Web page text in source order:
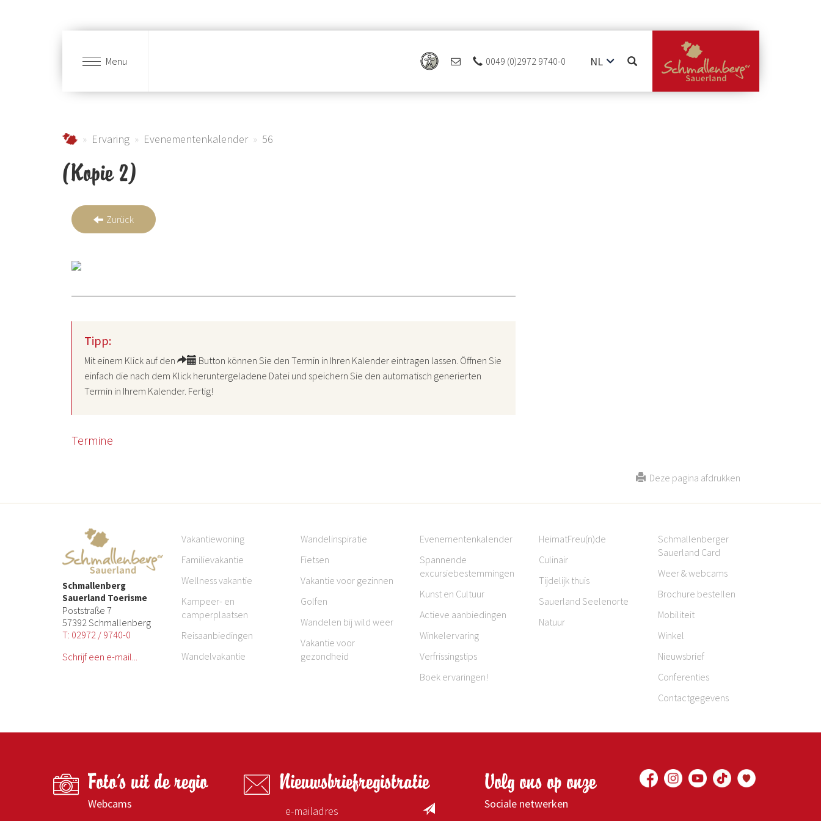
Menu 0049 (0)2972 9740-0
NL
EN
Urlaub im Schmallenberger Sauerland und der Ferienregion Eslohe
Ervaring Evenementenkalender 56
(Kopie 2)
Zurück
Tipp:
Mit einem Klick auf den
Button können Sie den Termin in Ihren Kalender eintragen lassen. Öffnen Sie
einfach die nach dem Klick heruntergeladene Datei und speichern Sie den automatisch generierten
Termin in Ihrem Kalender. Fertig!
Termine
Deze pagina afdrukken
Schmallenberg
Sauerland Toerisme
Poststraße 7
57392 Schmallenberg
T: 02972 / 9740-0
Schrijf een e-mail...
Vakantiewoning
Familievakantie
Wellness vakantie
Kampeer- en
camperplaatsen
Reisaanbiedingen
Wandelvakantie
Wandelinspiratie
Fietsen
Vakantie voor gezinnen
Golfen
Wandelen bij wild weer
Vakantie voor
gezondheid
Evenementenkalender
Spannende
excursiebestemmingen
Kunst en Cultuur
Actieve aanbiedingen
Winkelervaring
Verfrissingstips
Boek ervaringen!
HeimatFreu(n)de
Culinair
Tijdelijk thuis
Sauerland Seelenorte
Natuur
Schmallenberger
Sauerland Card
Weer & webcams
Brochure bestellen
Mobiliteit
Winkel
Nieuwsbrief
Conferenties
Contactgegevens
Foto's uit de regio
Webcams
Nieuwsbriefregistratie Volg ons op onze
Sociale netwerken